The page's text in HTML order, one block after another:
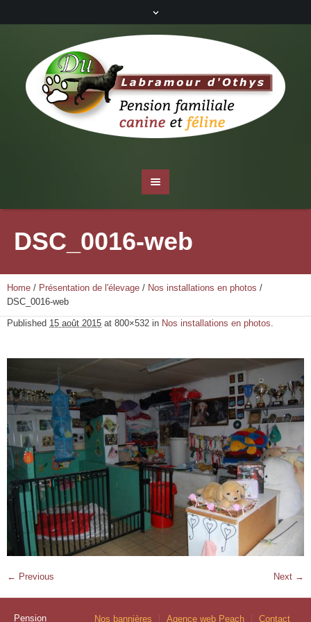
DSC_0016-web
Home / Présentation de l'élevage / Nos installations en photos /
DSC_0016-web
Published 15 août 2015 at 800×532 in Nos installations en photos.
← Previous Next →
Nos bannières Agence web Peach Contact
Pension